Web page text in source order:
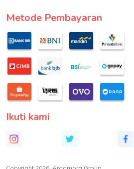
Metode Pembayaran
Ikuti kami